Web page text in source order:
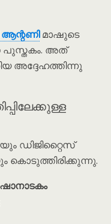
മാഷുടെ
പുസ്തകം. അത്
അദ്ദേഹത്തിന്നു
ഡിജിറ്റൈസ്
കൊടുത്തിരിക്കുന്നു.